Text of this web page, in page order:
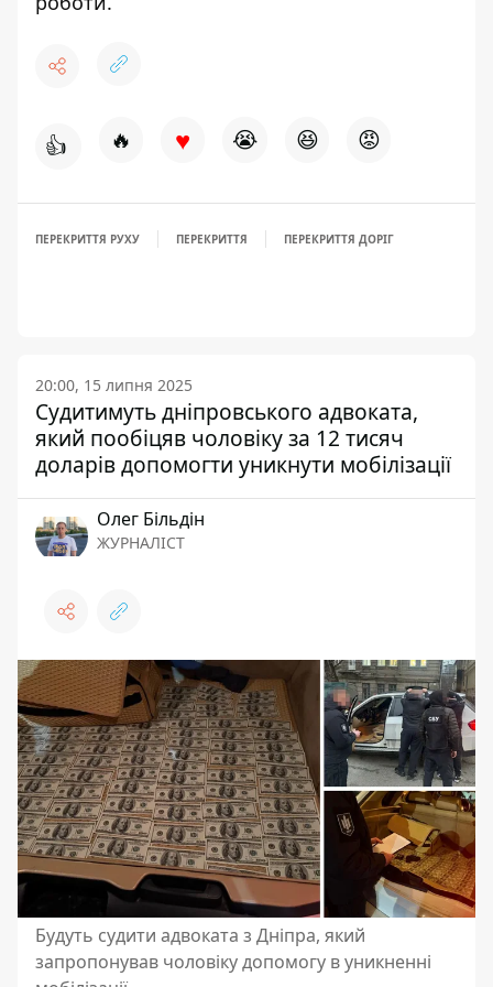
👍 🔥 ♥ 😭 😆 😡
ПЕРЕКРИТТЯ РУХУ ПЕРЕКРИТТЯ ПЕРЕКРИТТЯ ДОРІГ
20:00, 15 липня 2025
Судитимуть дніпровського адвоката,
який пообіцяв чоловіку за 12 тисяч
доларів допомогти уникнути мобілізації
Олег Більдін
ЖУРНАЛІСТ
Будуть судити адвоката з Дніпра, який
запропонував чоловіку допомогу в уникненні